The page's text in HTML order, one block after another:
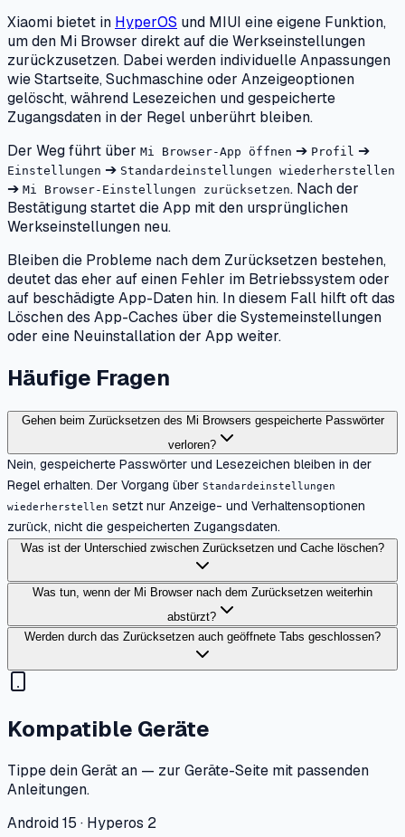
Xiaomi bietet in HyperOS und MIUI eine eigene Funktion,
um den Mi Browser direkt auf die Werkseinstellungen
zurückzusetzen. Dabei werden individuelle Anpassungen
wie Startseite, Suchmaschine oder Anzeigeoptionen
gelöscht, während Lesezeichen und gespeicherte
Zugangsdaten in der Regel unberührt bleiben.
Der Weg führt über Mi Browser-App öffnen ➔ Profil ➔
Einstellungen ➔ Standardeinstellungen wiederherstellen
➔ Mi Browser-Einstellungen zurücksetzen. Nach der
Bestätigung startet die App mit den ursprünglichen
Werkseinstellungen neu.
Bleiben die Probleme nach dem Zurücksetzen bestehen,
deutet das eher auf einen Fehler im Betriebssystem oder
auf beschädigte App-Daten hin. In diesem Fall hilft oft das
Löschen des App-Caches über die Systemeinstellungen
oder eine Neuinstallation der App weiter.
Häufige Fragen
Gehen beim Zurücksetzen des Mi Browsers gespeicherte Passwörter
verloren?
Nein, gespeicherte Passwörter und Lesezeichen bleiben in der
Regel erhalten. Der Vorgang über Standardeinstellungen
wiederherstellen setzt nur Anzeige- und Verhaltensoptionen
zurück, nicht die gespeicherten Zugangsdaten.
Was ist der Unterschied zwischen Zurücksetzen und Cache löschen?
Was tun, wenn der Mi Browser nach dem Zurücksetzen weiterhin
abstürzt?
Werden durch das Zurücksetzen auch geöffnete Tabs geschlossen?
Kompatible Geräte
Tippe dein Gerät an — zur Geräte-Seite mit passenden
Anleitungen.
Android 15 · Hyperos 2